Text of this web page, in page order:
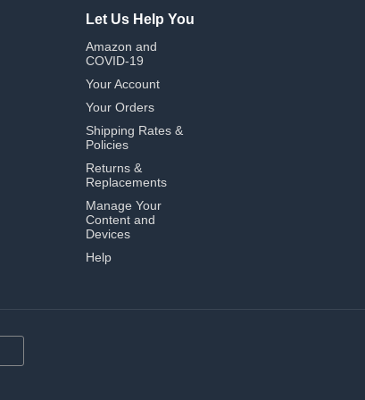
Let Us Help You
Amazon and
COVID-19
Your Account
Your Orders
Shipping Rates &
Policies
Returns &
Replacements
Manage Your
Content and
Devices
Help